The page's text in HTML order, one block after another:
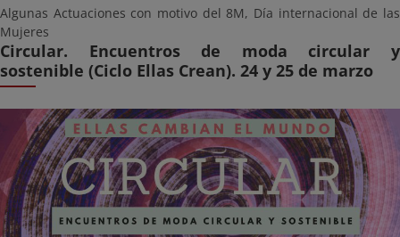
Algunas Actuaciones con motivo del 8M, Día internacional de las
Mujeres
Circular. Encuentros de moda circular y
sostenible (Ciclo Ellas Crean). 24 y 25 de marzo